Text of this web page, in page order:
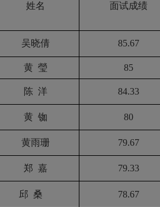
姓名 面试成绩
吴晓倩 85.67
黄 瑩 85
陈 洋 84.33
黄 铷 80
黄雨珊 79.67
郑 嘉 79.33
邱 桑 78.67